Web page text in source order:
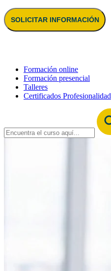
SOLICITAR INFORMACIÓN
Formación online
Formación presencial
Talleres
Certificados Profesionalidad